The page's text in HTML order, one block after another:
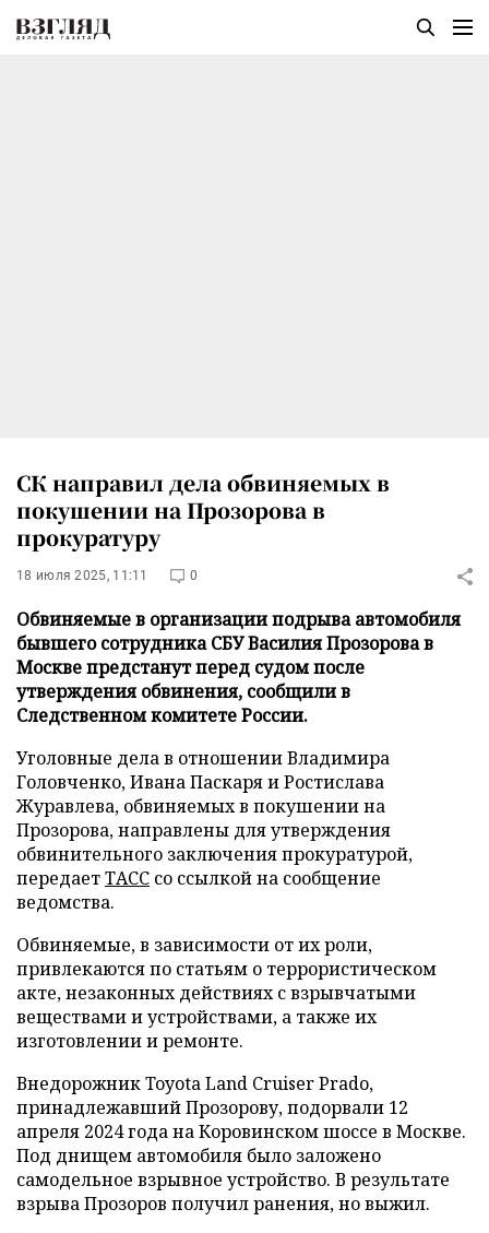
СК направил дела обвиняемых в
покушении на Прозорова в
прокуратуру
18 июля 2025, 11:11 0
Обвиняемые в организации подрыва автомобиля
бывшего сотрудника СБУ Василия Прозорова в
Москве предстанут перед судом после
утверждения обвинения, сообщили в
Следственном комитете России.
Уголовные дела в отношении Владимира
Головченко, Ивана Паскаря и Ростислава
Журавлева, обвиняемых в покушении на
Прозорова, направлены для утверждения
обвинительного заключения прокуратурой,
передаетТАСС со ссылкой на сообщение
ведомства.
Обвиняемые, в зависимости от их роли,
привлекаются по статьям о террористическом
акте, незаконных действиях с взрывчатыми
веществами и устройствами, а также их
изготовлении и ремонте.
Внедорожник Toyota Land Cruiser Prado,
принадлежавший Прозорову, подорвали 12
апреля 2024 года на Коровинском шоссе в Москве.
Под днищем автомобиля было заложено
самодельное взрывное устройство. В результате
взрыва Прозоров получил ранения, но выжил.